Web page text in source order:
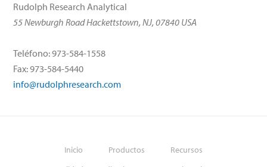
Rudolph Research Analytical
55 Newburgh Road Hackettstown, NJ, 07840 USA
Teléfono: 973-584-1558
Fax: 973-584-5440
info@rudolphresearch.com
Inicio Productos
Recursos